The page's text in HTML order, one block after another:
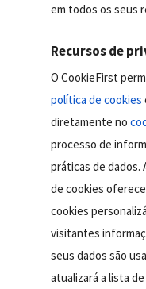
em todos os seus
Recursos de
O CookieFirst
política de cookies
diretamente no
processo de
práticas de dados.
de cookies
cookies
visitantes
seus dados são
atualizará a lista